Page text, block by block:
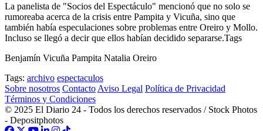
La panelista de "Socios del Espectáculo" mencionó que no solo se
rumoreaba acerca de la crisis entre Pampita y Vicuña, sino que
también había especulaciones sobre problemas entre Oreiro y Mollo.
Incluso se llegó a decir que ellos habían decidido separarse.Tags
Benjamín Vicuña Pampita Natalia Oreiro
Tags: archivo espectaculos
Sobre nosotros Contacto Aviso Legal Política de Privacidad
Términos y Condiciones
© 2025 El Diario 24 - Todos los derechos reservados / Stock Photos
- Depositphotos